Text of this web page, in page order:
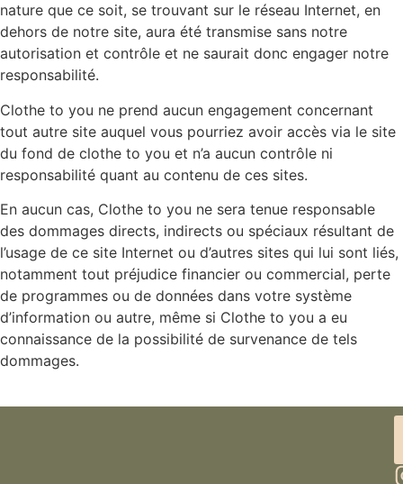
nature que ce soit, se trouvant sur le réseau Internet, en
dehors de notre site, aura été transmise sans notre
autorisation et contrôle et ne saurait donc engager notre
responsabilité.
Clothe to you ne prend aucun engagement concernant
tout autre site auquel vous pourriez avoir accès via le site
du fond de clothe to you et n’a aucun contrôle ni
responsabilité quant au contenu de ces sites.
En aucun cas, Clothe to you ne sera tenue responsable
des dommages directs, indirects ou spéciaux résultant de
l’usage de ce site Internet ou d’autres sites qui lui sont liés,
notamment tout préjudice financier ou commercial, perte
de programmes ou de données dans votre système
d’information ou autre, même si Clothe to you a eu
connaissance de la possibilité de survenance de tels
dommages.